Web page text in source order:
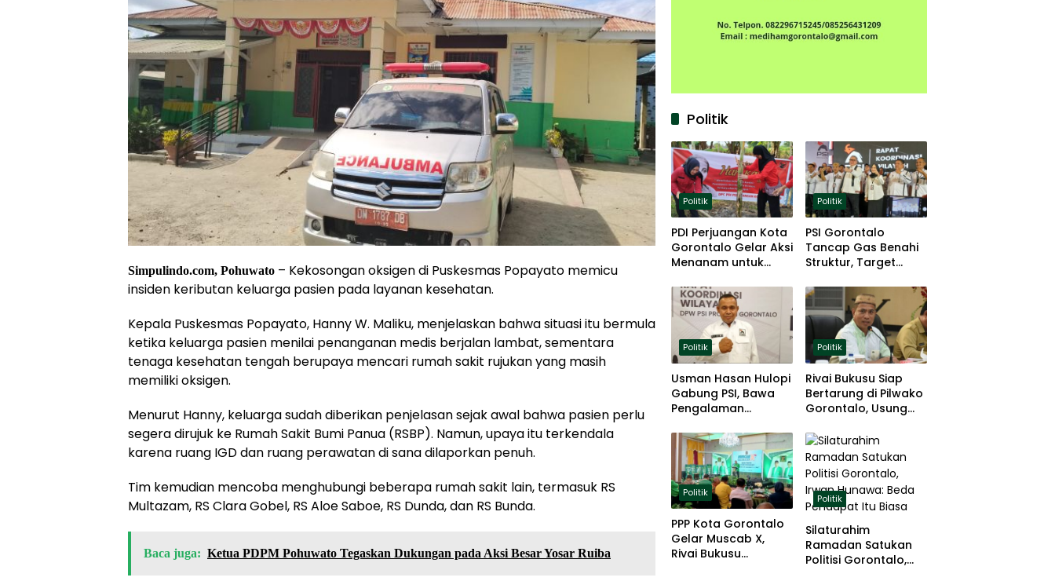
Simpulindo.com, Pohuwato – Kekosongan oksigen di Puskesmas Popayato memicu
insiden keributan keluarga pasien pada layanan kesehatan.
Kepala Puskesmas Popayato, Hanny W. Maliku, menjelaskan bahwa situasi itu bermula
ketika keluarga pasien menilai penanganan medis berjalan lambat, sementara
tenaga kesehatan tengah berupaya mencari rumah sakit rujukan yang masih
memiliki oksigen.
Menurut Hanny, keluarga sudah diberikan penjelasan sejak awal bahwa pasien perlu
segera dirujuk ke Rumah Sakit Bumi Panua (RSBP). Namun, upaya itu terkendala
karena ruang IGD dan ruang perawatan di sana dilaporkan penuh.
Tim kemudian mencoba menghubungi beberapa rumah sakit lain, termasuk RS
Multazam, RS Clara Gobel, RS Aloe Saboe, RS Dunda, dan RS Bunda.
Baca juga: Ketua PDPM Pohuwato Tegaskan Dukungan pada Aksi Besar Yosar Ruiba
Politik
Politik
PDI Perjuangan Kota
Gorontalo Gelar Aksi
Menanam untuk
Politik
PSI Gorontalo
Tancap Gas Benahi
Struktur, Target
Politik
Usman Hasan Hulopi
Gabung PSI, Bawa
Pengalaman
Akar Rumput
Politik
Rivai Bukusu Siap
Bertarung di Pilwako
Gorontalo, Usung
Loyalitas Politik
Politik
PPP Kota Gorontalo
Gelar Muscab X,
Rivai Bukusu
Politik
Silaturahim
Ramadan Satukan
Politisi Gorontalo,